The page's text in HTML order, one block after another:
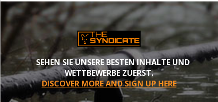
SEHEN SIE UNSERE BESTEN INHALTE UND
WETTBEWERBE ZUERST.
DISCOVER MORE AND SIGN UP HERE